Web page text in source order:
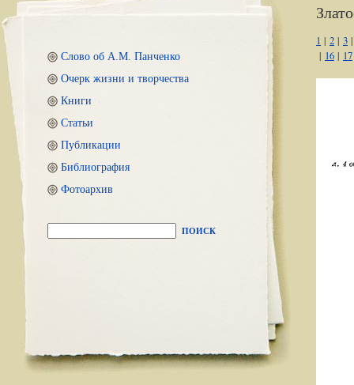
Слово об А.М. Панченко
Очерк жизни и творчества
Книги
Статьи
Публикации
Библиография
Фотоархив
ПОИСК
1 | 2 | 3
| 16 | 17